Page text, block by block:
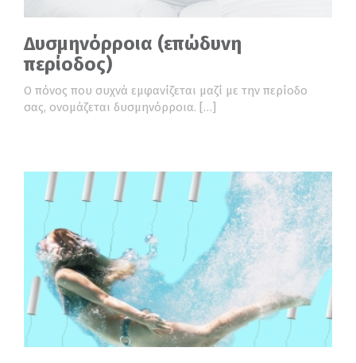
Δυσμηνόρροια (επώδυνη
περίοδος)
Ο πόνος που συχνά εμφανίζεται μαζί με την περίοδο
σας, ονομάζεται δυσμηνόρροια. […]